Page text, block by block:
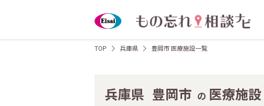
TOP 兵庫県 豊岡市 医療施設一覧
兵庫県 豊岡市 の 医療施設